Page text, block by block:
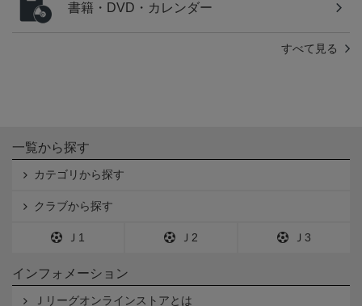
書籍・DVD・カレンダー
すべて見る
一覧から探す
カテゴリから探す
クラブから探す
Ｊ1 Ｊ2 Ｊ3
インフォメーション
Ｊリーグオンラインストアとは